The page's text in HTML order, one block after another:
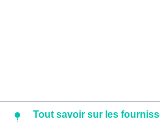
Tout savoir sur les